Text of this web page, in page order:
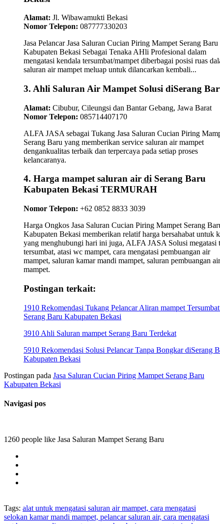
Alamat: Jl. Wibawamukti Bekasi
Nomor Telepon: 087777330203
Jasa Pelancar Jasa Saluran Cucian Piring Mampet Serang Baru
Kabupaten Bekasi Sebagai Tenaka AHli Profesional dalam
mengatasi kendala tersumbat/mampet diberbagai posisi ruas
saluran air mampet meluap untuk dilancarkan kembali...
3. Ahli Saluran Air Mampet Solusi diSerang
Alamat: Cibubur, Cileungsi dan Bantar Gebang, Jawa Barat
Nomor Telepon: 085714407170
ALFA JASA sebagai Tukang Jasa Saluran Cucian Piring
Serang Baru yang memberikan service saluran air mampet
dengankualitas terbaik dan terpercaya pada setiap proses
kelancaranya.
4. Harga mampet saluran air di Serang Baru
Kabupaten Bekasi TERMURAH
Nomor Telepon: +62 0852 8833 3039
Harga Ongkos Jasa Saluran Cucian Piring Mampet Serang
Kabupaten Bekasi memberikan relatif harga bersahabat untuk
yang menghubungi hari ini juga, ALFA JASA Solusi megatasi
tersumbat, atasi wc mampet, cara mengatasi pembuangan air
mampet, saluran kamar mandi mampet, saluran pembuangan air
mampet.
Postingan terkait:
1910 Rekomendasi Tukang Pelancar Aliran mampet
Serang Baru Kabupaten Bekasi
3910 Ahli Saluran mampet Serang Baru Terdekat
5910 Rekomendasi Solusi Pelancar Tanpa Bongkar diSerang
Kabupaten Bekasi
Postingan pada Jasa Saluran Cucian Piring Mampet Serang Baru
Kabupaten Bekasi
Navigasi pos
1260 people like Jasa Saluran Mampet Serang Baru
Tags: alat untuk mengatasi saluran air mampet, cara mengatasi
selokan kamar mandi mampet, pelancar saluran air, cara mengatasi